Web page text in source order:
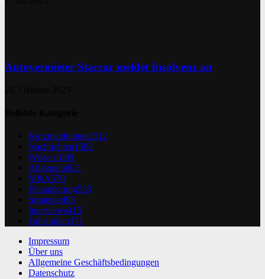
Autovermieter Starcar meldet Insolvenz an
Kurzmeldungen2112
Nachrichten1582
Wissen1089
Allgemein821
M&A570
Finanzierung535
Strategie493
Interviews415
Fallstudien371
Impressum
Über uns
Allgemeine Geschäftsbedingungen
Datenschutz